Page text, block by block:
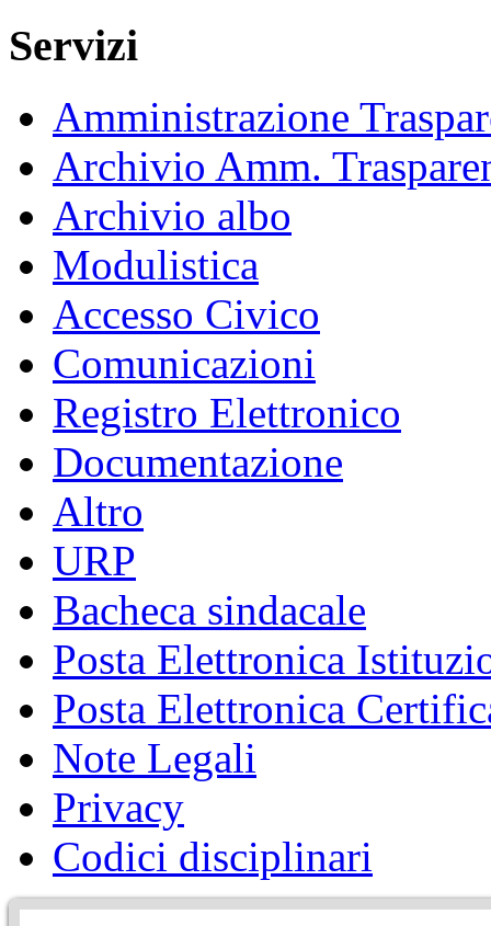
Servizi
Amministrazione
Archivio Amm.
Archivio albo
Modulistica
Accesso Civico
Comunicazioni
Registro Elettronico
Documentazione
Altro
URP
Bacheca sindacale
Posta Elettronica
Posta Elettronica
Note Legali
Privacy
Codici disciplinari